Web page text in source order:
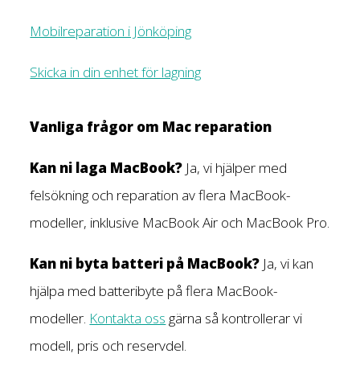
Mobilreparation i Jönköping
Skicka in din enhet för lagning
Vanliga frågor om Mac reparation
Kan ni laga MacBook? Ja, vi hjälper med
felsökning och reparation av flera MacBook-
modeller, inklusive MacBook Air och MacBook Pro.
Kan ni byta batteri på MacBook? Ja, vi kan
hjälpa med batteribyte på flera MacBook-
modeller. Kontakta oss gärna så kontrollerar vi
modell, pris och reservdel.